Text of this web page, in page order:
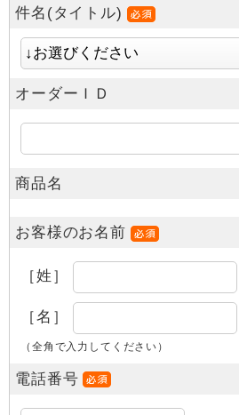
件名(タイトル)
オーダーＩＤ
商品名
お客様のお名前
［姓］
［名］
（全角で入力してください）
電話番号